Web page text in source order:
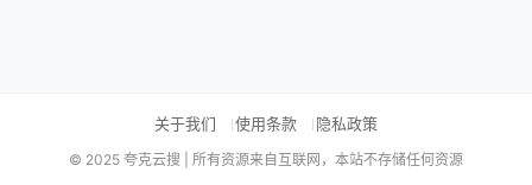
关于我们 使用条款 隐私政策
© 2025 夸克云搜 | 所有资源来自互联网，本站不存储任何资源